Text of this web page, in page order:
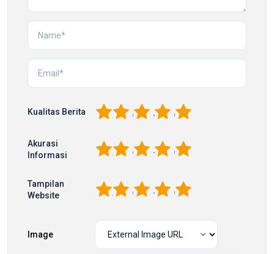
Kualitas Berita 5
4
3
2
Akurasi
Informasi
5
4
3
2
Tampilan
Website
5
4
3
2
Image